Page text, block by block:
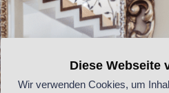
Diese Webseite
Wir verwenden Cookies, um